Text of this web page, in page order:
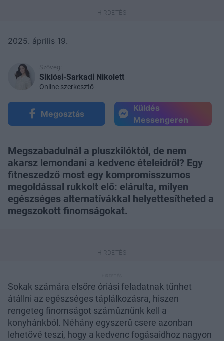
2025. április 19.
Szöveg:
Siklósi-Sarkadi Nikolett
Online szerkesztő
Megosztás
Küldés
Messengeren
Megszabadulnál a pluszkilóktól, de nem
akarsz lemondani a kedvenc ételeidről? Egy
fitneszedző most egy kompromisszumos
megoldással rukkolt elő: elárulta, milyen
egészséges alternatívákkal helyettesítheted a
megszokott finomságokat.
Sokak számára elsőre óriási feladatnak tűnhet
átállni az egészséges táplálkozásra, hiszen
rengeteg finomságot száműznünk kell a
konyhánkból. Néhány egyszerű csere azonban
lehetővé teszi, hogy a kedvenc fogásaidhoz nagyon